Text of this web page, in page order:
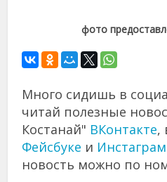
фото
Много сидишь в
читай полезные
Костанай" ВКонтакте,
Фейсбуке и
новость можно по